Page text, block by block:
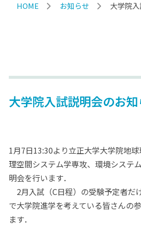
HOME お知らせ 大学院
大学院入試説明会のお
1月7日13:30より立正大学大学院地
理空間システム学専攻、環境システ
明会を行います．
2月入試（C日程）の受験予定者だ
で大学院進学を考えている皆さんの
ます．